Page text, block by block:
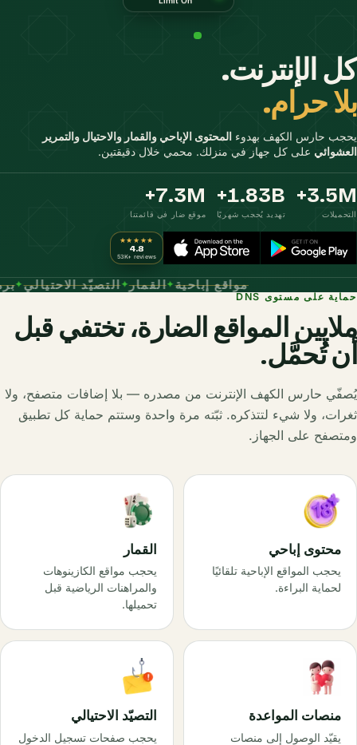
كل الإنترنت.
بلا حرام.
يحجب حارس الكهف بهدوء المحتوى الإباحي والقمار والاحتيال والتمرير
العشوائي على كل جهاز في منزلك. محمي خلال دقيقتين.
التحميلات
3.5M+
تهديد يُحجب شهريًا
1.83B+
موقع ضار في قائمتنا
7.3M+
★★★★★
4.8
53K+ reviews
مواقع إباحية✦القمار✦التصيّد الاحتيالي
حماية على مستوى DNS
ملايين المواقع الضارة، تختفي قبل
أن تُحمَّل.
يُصفّي حارس الكهف الإنترنت من مصدره — بلا إضافات متصفح، ولا
ثغرات، ولا شيء لتتذكره. ثبّته مرة واحدة وستتم حماية كل تطبيق
ومتصفح على الجهاز.
محتوى إباحي
يحجب المواقع الإباحية تلقائيًا
لحماية البراءة.
القمار
يحجب مواقع الكازينوهات
والمراهنات الرياضية قبل
تحميلها.
منصات المواعدة
يقيّد الوصول إلى منصات
التصيّد الاحتيالي
يحجب صفحات تسجيل الدخول